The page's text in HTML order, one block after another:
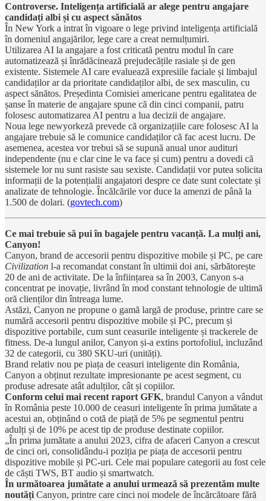
Controverse. Inteligența artificială ar alege pentru angajare
candidați albi și cu aspect sănătos
În New York a intrat în vigoare o lege privind inteligența artificială
în domeniul angajărilor, lege care a creat nemulțumiri.
Utilizarea AI la angajare a fost criticată pentru modul în care
automatizează și înrădăcinează prejudecățile rasiale și de gen
existente. Sistemele AI care evaluează expresiile faciale și limbajul
candidaților ar da prioritate candidaților albi, de sex masculin, cu
aspect sănătos. Președinta Comisiei americane pentru egalitatea de
șanse în materie de angajare spune că din cinci companii, patru
folosesc automatizarea AI pentru a lua decizii de angajare.
Noua lege newyorkeză prevede că organizațiile care folosesc AI la
angajare trebuie să le comunice candidaților că fac acest lucru. De
asemenea, acestea vor trebui să se supună anual unor audituri
independente (nu e clar cine le va face și cum) pentru a dovedi că
sistemele lor nu sunt rasiste sau sexiste. Candidații vor putea solicita
informații de la potențialii angajatori despre ce date sunt colectate și
analizate de tehnologie. Încălcările vor duce la amenzi de până la
1.500 de dolari. (govtech.com)
Ce mai trebuie să pui în bagajele pentru vacanță. La mulți ani,
Canyon!
Canyon, brand de accesorii pentru dispozitive mobile și PC, pe care
Civilization l-a recomandat constant în ultimii doi ani, sărbătorește
20 de ani de activitate. De la înființarea sa în 2003, Canyon s-a
concentrat pe inovație, livrând în mod constant tehnologie de ultimă
oră clienților din întreaga lume.
Astăzi, Canyon ne propune o gamă largă de produse, printre care se
numără accesorii pentru dispozitive mobile și PC, precum și
dispozitive portabile, cum sunt ceasurile inteligente și trackerele de
fitness. De-a lungul anilor, Canyon și-a extins portofoliul, incluzând
32 de categorii, cu 380 SKU-uri (unități).
Brand relativ nou pe piața de ceasuri inteligente din România,
Canyon a obținut rezultate impresionante pe acest segment, cu
produse adresate atât adulților, cât și copiilor.
Conform celui mai recent raport GFK, brandul Canyon a vândut
în România peste 10.000 de ceasuri inteligente în prima jumătate a
acestui an, obținând o cotă de piață de 5% pe segmentul pentru
adulți și de 10% pe acest tip de produse destinate copiilor.
„În prima jumătate a anului 2023, cifra de afaceri Canyon a crescut
de cinci ori, consolidându-i poziția pe piața de accesorii pentru
dispozitive mobile și PC-uri. Cele mai populare categorii au fost cele
de căști TWS, BT audio și smartwatch.
În următoarea jumătate a anului urmează să prezentăm multe
noutăți Canyon, printre care cinci noi modele de încărcătoare fără